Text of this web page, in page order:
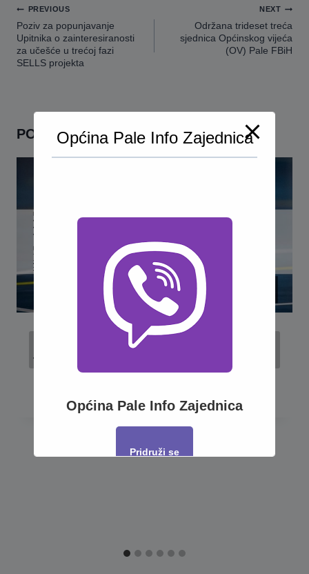
Navigacija
članaka
PREVIOUS
Poziv za popunjavanje
Upitnika o zainteresiranosti
za učešće u trećoj fazi
SELLS projekta
NEXT
Održana trideset treća
sjednica Općinskog vijeća
(OV) Pale FBiH
POVEZANO
Poziv za prijave ekipa – memorijalni
turnir u malom nogomentu “Šefko
Općina Pale Info Zajednica
Općina Pale Info Zajednica
Pridruži se